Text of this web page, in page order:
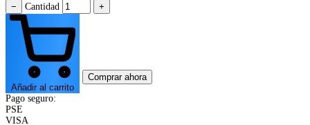
−
Cantidad +
Añadir al carrito
Comprar ahora
Pago seguro:
PSE
VISA